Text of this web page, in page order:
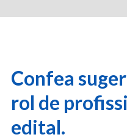
Confea
rol de
edital.